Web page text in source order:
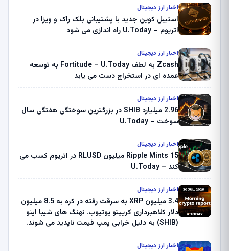
اخبار ارز دیجیتال
استیبل کوین جدید با پشتیبانی بلک راک و ویزا در
اتریوم – U.Today راه اندازی می شود
اخبار ارز دیجیتال
Zcash به لطف Fortitude – U.Today به توسعه
عمده ای در استخراج دست می یابد
اخبار ارز دیجیتال
2.96 میلیارد SHIB در بزرگترین سوختگی هفتگی سال
سوخت – U.Today
اخبار ارز دیجیتال
Ripple Mints 15 میلیون RLUSD در اتریوم کسب می
کند – U.Today
اخبار ارز دیجیتال
3.4 میلیون XRP به سرقت رفته در کره به 8.5 میلیون
دلار کلاهبرداری کریپتو یوتیوب. نهنگ های شیبا اینو
(SHIB) به دلیل خرابی پمپ قیمت ناپدید می شوند.
ثبت کرد – گزارش کریپتو صبح – U.Today
اخبار ارز دیجیتال